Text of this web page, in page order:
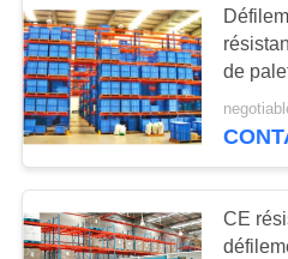
PLAN
DU
SITE
PRIVACY
POLICY
support à
moyen
de
CE